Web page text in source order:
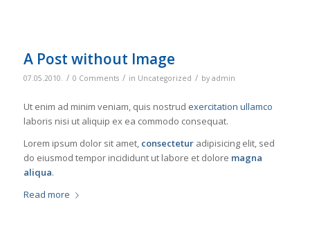
A Post without Image
07.05.2010. / 0 Comments / in Uncategorized / by admin
Ut enim ad minim veniam, quis nostrud exercitation ullamco
laboris nisi ut aliquip ex ea commodo consequat.
Lorem ipsum dolor sit amet, consecteturadipisicing elit, sed
do eiusmod tempor incididunt ut labore et dolore magna
aliqua.
Read more